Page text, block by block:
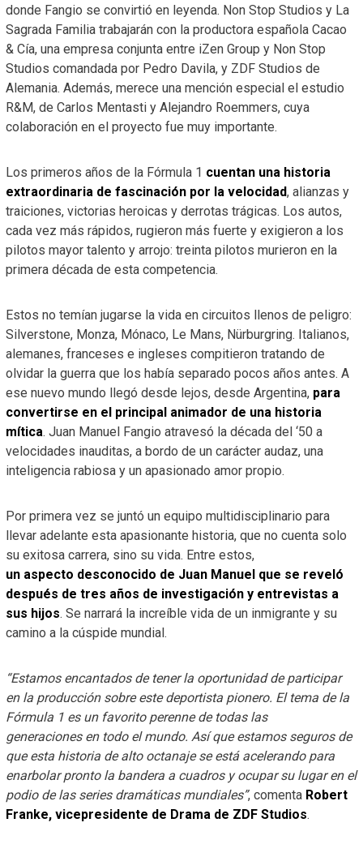
donde Fangio se convirtió en leyenda. Non Stop Studios y La
Sagrada Familia trabajarán con la productora española Cacao
& Cía, una empresa conjunta entre iZen Group y Non Stop
Studios comandada por Pedro Davila, y ZDF Studios de
Alemania. Además, merece una mención especial el estudio
R&M, de Carlos Mentasti y Alejandro Roemmers, cuya
colaboración en el proyecto fue muy importante.
Los primeros años de la Fórmula 1 cuentan una historia
extraordinaria de fascinación por la velocidad, alianzas y
traiciones, victorias heroicas y derrotas trágicas. Los autos,
cada vez más rápidos, rugieron más fuerte y exigieron a los
pilotos mayor talento y arrojo: treinta pilotos murieron en la
primera década de esta competencia.
Estos no temían jugarse la vida en circuitos llenos de peligro:
Silverstone, Monza, Mónaco, Le Mans, Nürburgring. Italianos,
alemanes, franceses e ingleses compitieron tratando de
olvidar la guerra que los había separado pocos años antes. A
ese nuevo mundo llegó desde lejos, desde Argentina, para
convertirse en el principal animador de una historia
mítica. Juan Manuel Fangio atravesó la década del ‘50 a
velocidades inauditas, a bordo de un carácter audaz, una
inteligencia rabiosa y un apasionado amor propio.
Por primera vez se juntó un equipo multidisciplinario para
llevar adelante esta apasionante historia, que no cuenta solo
su exitosa carrera, sino su vida. Entre estos,
un aspecto desconocido de Juan Manuel que se reveló
después de tres años de investigación y entrevistas a
sus hijos. Se narrará la increíble vida de un inmigrante y su
camino a la cúspide mundial.
“Estamos encantados de tener la oportunidad de participar
en la producción sobre este deportista pionero. El tema de la
Fórmula 1 es un favorito perenne de todas las
generaciones en todo el mundo. Así que estamos seguros de
que esta historia de alto octanaje se está acelerando para
enarbolar pronto la bandera a cuadros y ocupar su lugar en el
podio de las series dramáticas mundiales”, comenta Robert
Franke, vicepresidente de Drama de ZDF Studios.